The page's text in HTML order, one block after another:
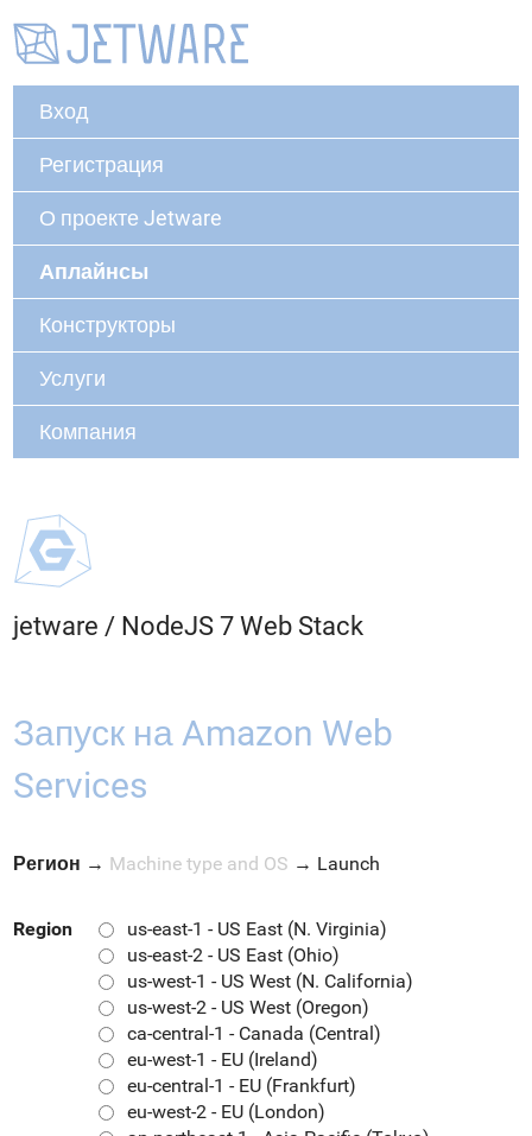
Вход
Регистрация
О проекте Jetware
Аплайнсы
Конструкторы
Услуги
Компания
jetware / NodeJS 7 Web Stack
Запуск на Amazon Web
Services
Регион → Machine type and OS → Launch
Region
us-east-1 - US East (N. Virginia)
us-east-2 - US East (Ohio)
us-west-1 - US West (N. California)
us-west-2 - US West (Oregon)
ca-central-1 - Canada (Central)
eu-west-1 - EU (Ireland)
eu-central-1 - EU (Frankfurt)
eu-west-2 - EU (London)